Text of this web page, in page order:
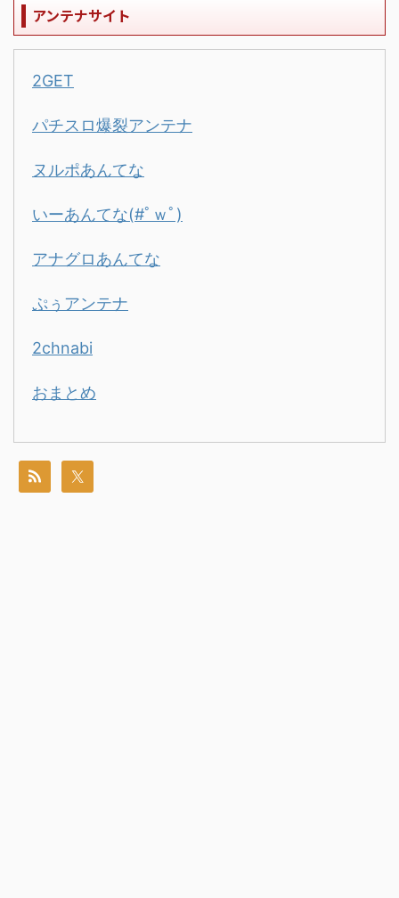
アンテナサイト
2GET
パチスロ爆裂アンテナ
ヌルポあんてな
いーあんてな(#ﾟｗﾟ)
アナグロあんてな
ぷぅアンテナ
2chnabi
おまとめ